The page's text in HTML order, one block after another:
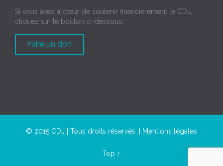
Si vous avez à cœur de soutenir financièrement le CDJ,
cliquez sur le bouton ci-dessous.
Faire un don
© 2015 CDJ | Tous droits réservés. | Mentions légales
Top ↑